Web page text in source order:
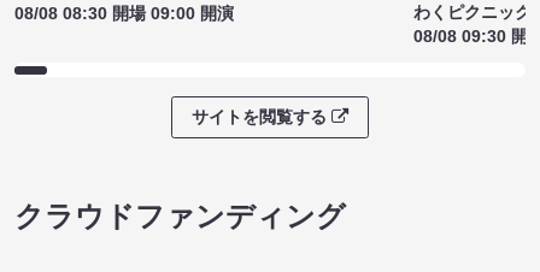
08/08 08:30 開場 09:00 開演
わくピクニック
08/08 09:30 開
サイトを閲覧する
クラウドファンディング